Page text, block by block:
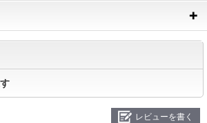
レビューを書く